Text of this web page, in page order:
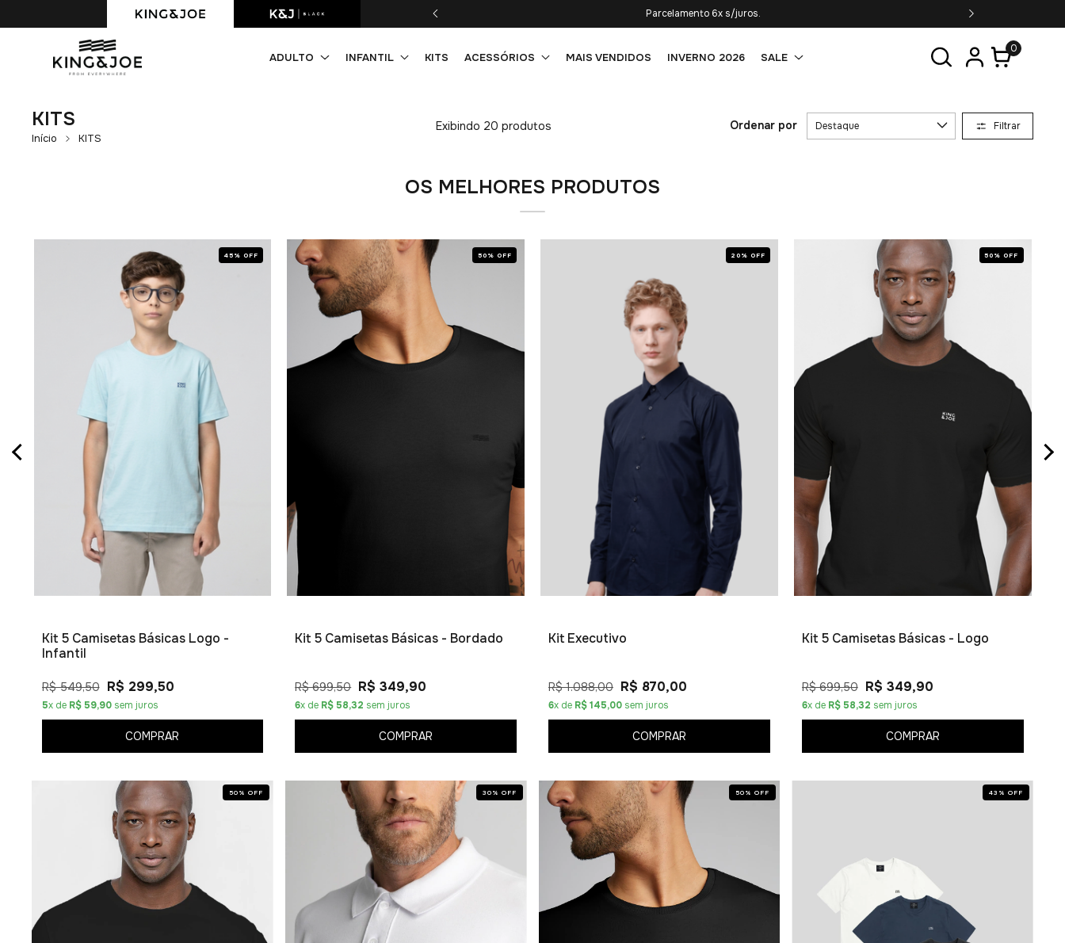
Parcelamento 6x s/juros. Frete Grátis em compras acima de R$349,90*
ADULTO INFANTIL KITS ACESSÓRIOS MAIS VENDIDOS INVERNO 2026 SALE
0
KITS
Início KITS
Exibindo 20 produtos Ordenar por Filtrar
OS MELHORES PRODUTOS
45% OFF
Kit 5 Camisetas Básicas Logo -
Infantil
R$ 549,50 R$ 299,50
5x de R$ 59,90sem juros
COMPRAR
50% OFF
Kit 5 Camisetas Básicas - Bordado
R$ 699,50 R$ 349,90
6x de R$ 58,32 sem juros
COMPRAR
20% OFF
Kit Executivo
R$ 1.088,00 R$ 870,00
6x de R$ 145,00 sem juros
COMPRAR
50% OFF
Kit 5 Camisetas Básicas - Logo
R$ 699,50 R$ 349,90
6x de R$ 58,32 sem juros
COMPRAR
50 % OFF 30 % OFF 50 %OFF 43 % OFF